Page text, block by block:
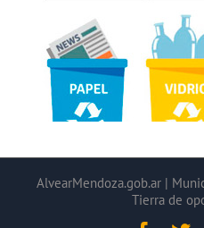
AlvearMendoza.gob.ar |
Tierra de